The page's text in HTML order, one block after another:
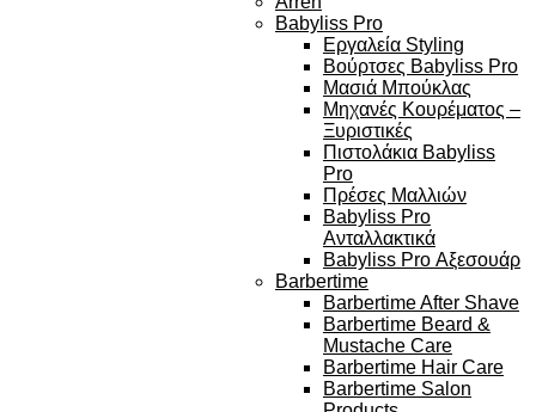
Babyliss Pro
Εργαλεία Styling
Βούρτσες Babyliss Pro
Μασιά Μπούκλας
Μηχανές Κουρέματος –
Ξυριστικές
Πιστολάκια Babyliss
Pro
Πρέσες Μαλλιών
Babyliss Pro
Ανταλλακτικά
Babyliss Pro Αξεσουάρ
Barbertime
Barbertime After Shave
Barbertime Beard &
Mustache Care
Barbertime Hair Care
Barbertime Salon